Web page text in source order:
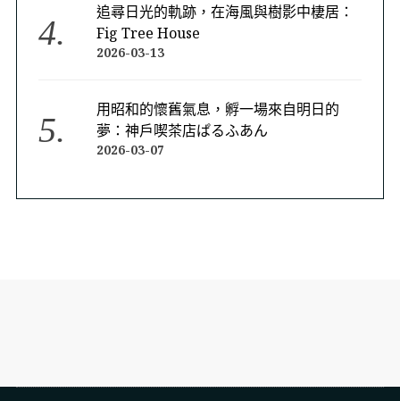
追尋日光的軌跡，在海風與樹影中棲居：
Fig Tree House
2026-03-13
用昭和的懷舊氣息，孵一場來自明日的
夢：神戶喫茶店ぱるふあん
2026-03-07